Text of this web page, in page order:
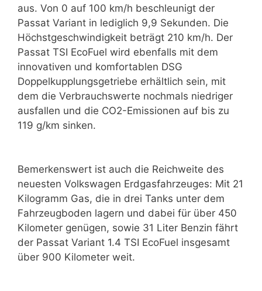
aus. Von 0 auf 100 km/h beschleunigt der
Passat Variant in lediglich 9,9 Sekunden. Die
Höchstgeschwindigkeit beträgt 210 km/h. Der
Passat TSI EcoFuel wird ebenfalls mit dem
innovativen und komfortablen DSG
Doppelkupplungsgetriebe erhältlich sein, mit
dem die Verbrauchswerte nochmals niedriger
ausfallen und die CO2-Emissionen auf bis zu
119 g/km sinken.
Bemerkenswert ist auch die Reichweite des
neuesten Volkswagen Erdgasfahrzeuges: Mit 21
Kilogramm Gas, die in drei Tanks unter dem
Fahrzeugboden lagern und dabei für über 450
Kilometer genügen, sowie 31 Liter Benzin fährt
der Passat Variant 1.4 TSI EcoFuel insgesamt
über 900 Kilometer weit.